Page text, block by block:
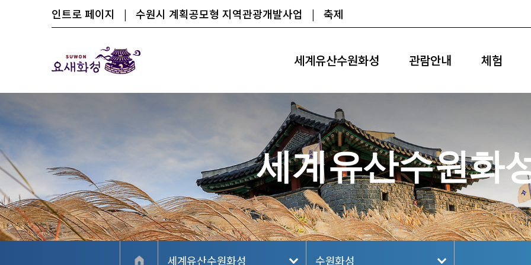
인트로 페이지 | 수원시 계획공모형 지역관광개발사업 | 축제
세계유산수원화성 관람안내 체험
세계유산수원화
세계유산수원화성 수원화성